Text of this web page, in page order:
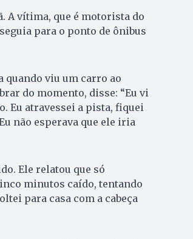
A vítima, que é motorista do
para o ponto de ônibus
quando viu um carro ao
do momento, disse: “Eu vi
Eu atravessei a pista, fiquei
não esperava que ele iria
Ele relatou que só
minutos caído, tentando
para casa com a cabeça